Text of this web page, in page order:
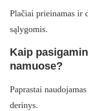
Plačiai prieinamas ir
sąlygomis.
Kaip
namuose?
Paprastai
derinys.